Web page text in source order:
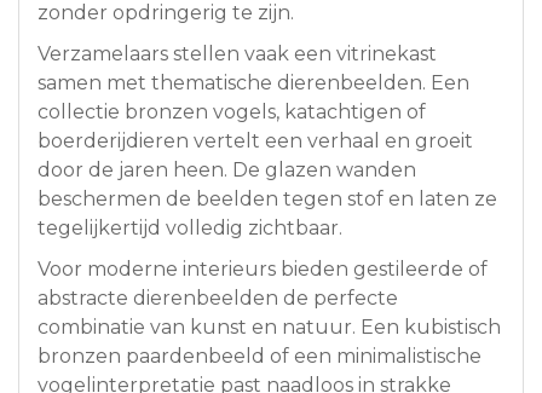
zonder opdringerig te zijn.
Verzamelaars stellen vaak een vitrinekast
samen met thematische dierenbeelden. Een
collectie bronzen vogels, katachtigen of
boerderijdieren vertelt een verhaal en groeit
door de jaren heen. De glazen wanden
beschermen de beelden tegen stof en laten ze
tegelijkertijd volledig zichtbaar.
Voor moderne interieurs bieden gestileerde of
abstracte dierenbeelden de perfecte
combinatie van kunst en natuur. Een kubistisch
bronzen paardenbeeld of een minimalistische
vogelinterpretatie past naadloos in strakke